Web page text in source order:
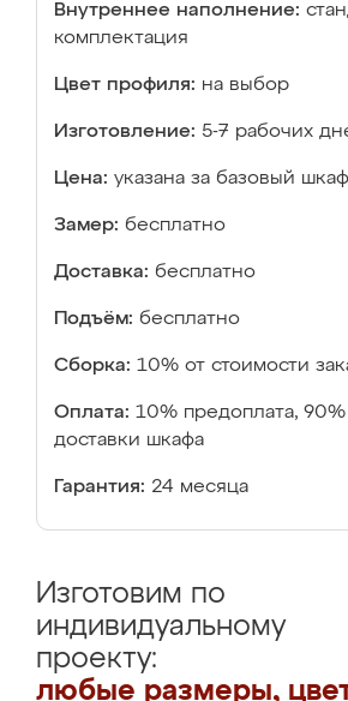
Внутреннее наполнение:
комплектация
Цвет профиля: на выбор
Изготовление: 5-7 рабочих
Цена: указана за базовый шкаф
Замер: бесплатно
Доставка: бесплатно
Подъём: бесплатно
Сборка: 10% от стоимости
Оплата: 10% предоплата,
доставки шкафа
Гарантия: 24 месяца
Изготовим по
индивидуальному
проекту:
любые размеры,